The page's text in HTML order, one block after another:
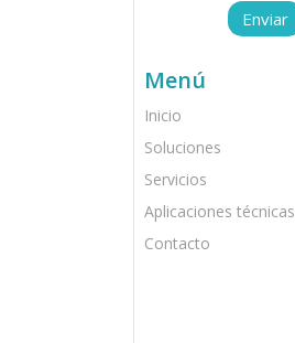
Menú
Inicio
Soluciones
Servicios
Aplicaciones técnicas
Contacto